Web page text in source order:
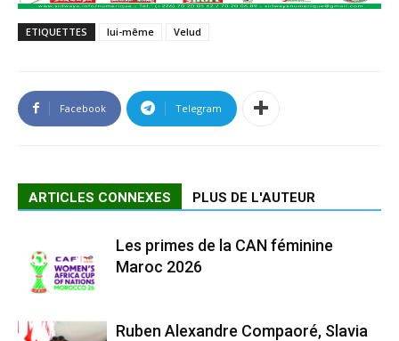
ETIQUETTES lui-même Velud
Facebook Telegram
ARTICLES CONNEXES PLUS DE L'AUTEUR
Les primes de la CAN féminine
Maroc 2026
Ruben Alexandre Compaoré, Slavia